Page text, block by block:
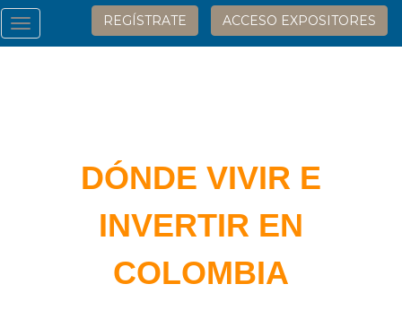
Toggle
navigation
REGÍSTRATE ACCESO EXPOSITORES
DÓNDE VIVIR E
INVERTIR EN
COLOMBIA